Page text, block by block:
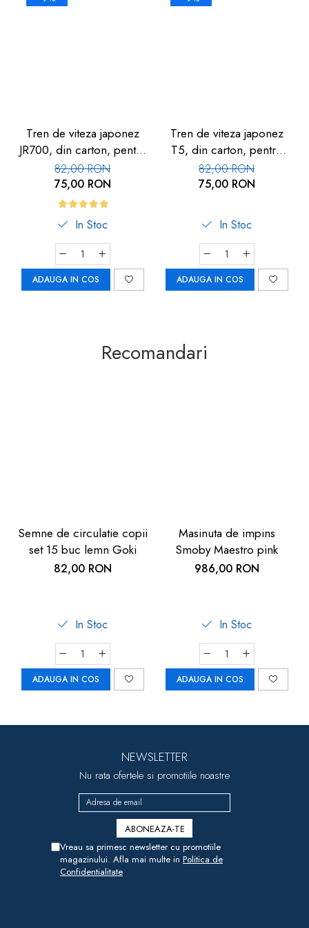
Tren de viteza japonez
JR700, din carton, pentru
copii, alb
82,00 RON
75,00 RON
In Stoc
ADAUGA IN COS
Tren de viteza japonez
T5, din carton, pentru
copii, galben, 857
82,00 RON
75,00 RON
In Stoc
ADAUGA IN COS
Recomandari
Semne de circulatie copii
set 15 buc lemn Goki
82,00 RON
In Stoc
ADAUGA IN COS
Masinuta de impins
Smoby Maestro pink
986,00 RON
In Stoc
ADAUGA IN COS
NEWSLETTER
Nu rata ofertele si promotiile noastre
Vreau sa primesc newsletter cu promotiile
magazinului. Afla mai multe in Politica de
Confidentialitate